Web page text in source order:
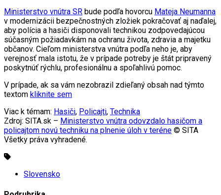
Ministerstvo vnútra SR bude podľa hovorcu Mateja Neumanna
v modernizácii bezpečnostných zložiek pokračovať aj naďalej,
aby polícia a hasiči disponovali technikou zodpovedajúcou
súčasným požiadavkám na ochranu života, zdravia a majetku
občanov. Cieľom ministerstva vnútra podľa neho je, aby
verejnosť mala istotu, že v prípade potreby je štát pripravený
poskytnúť rýchlu, profesionálnu a spoľahlivú pomoc.
V prípade, ak sa vám nezobrazil zdieľaný obsah nad týmto
textom kliknite sem
Viac k témam: Hasiči, Policajti, Technika
Zdroj: SITA.sk – Ministerstvo vnútra odovzdalo hasičom a
policajtom novú techniku na plnenie úloh v teréne © SITA
Všetky práva vyhradené.
Slovensko